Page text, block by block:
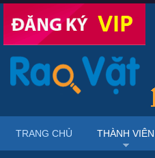
TRANG CHỦ THÀNH VIÊN